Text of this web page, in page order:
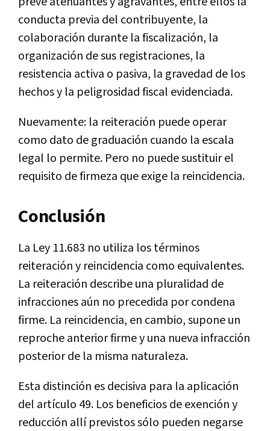
conducta previa del contribuyente, la
colaboración durante la fiscalización, la
organización de sus registraciones, la
resistencia activa o pasiva, la gravedad de los
hechos y la peligrosidad fiscal evidenciada.
Nuevamente: la reiteración puede operar
como dato de graduación cuando la escala
legal lo permite. Pero no puede sustituir el
requisito de firmeza que exige la reincidencia.
Conclusión
La Ley 11.683 no utiliza los términos
reiteración y reincidencia como equivalentes.
La reiteración describe una pluralidad de
infracciones aún no precedida por condena
firme. La reincidencia, en cambio, supone un
reproche anterior firme y una nueva infracción
posterior de la misma naturaleza.
Esta distinción es decisiva para la aplicación
del artículo 49. Los beneficios de exención y
reducción allí previstos sólo pueden negarse